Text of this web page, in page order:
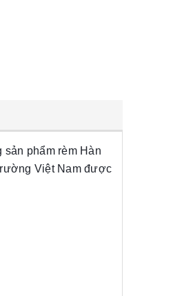
sản phẩm rèm Hàn
Việt Nam được